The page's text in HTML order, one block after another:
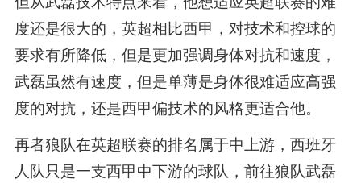
度还是很大的，英超相比西甲，对技术和控球的
要求有所降低，但是更加强调身体对抗和速度，
武磊虽然有速度，但是单薄是身体很难适应高强
度的对抗，还是西甲偏技术的风格更适合他。
再者狼队在英超联赛的排名属于中上游，西班牙
人队只是一支西甲中下游的球队，前往狼队武磊